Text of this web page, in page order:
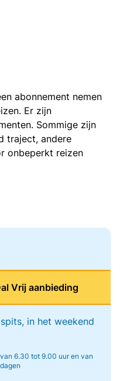
abonnement nemen
Er zijn
Sommige zijn
traject, andere
onbeperkt reizen
Vrij aanbieding
in het weekend
6.30 tot 9.00 uur en van